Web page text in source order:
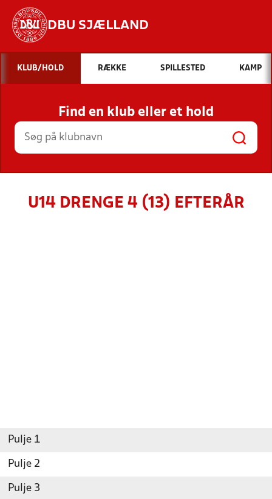
DBU SJÆLLAND
Hvad vil du søge efter?
INDHOLD OG NYHEDER
STILLINGER, RESULTATER, KLUBBER OG
HOLD
KLUB/HOLD RÆKKE SPILLESTED KAMP
Find en klub eller et hold
U14 DRENGE 4 (13) EFTERÅR
Pulje 1
Pulje 2
Pulje 3